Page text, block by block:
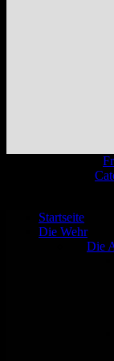
scrollenStartseite
Die Wehr
Die